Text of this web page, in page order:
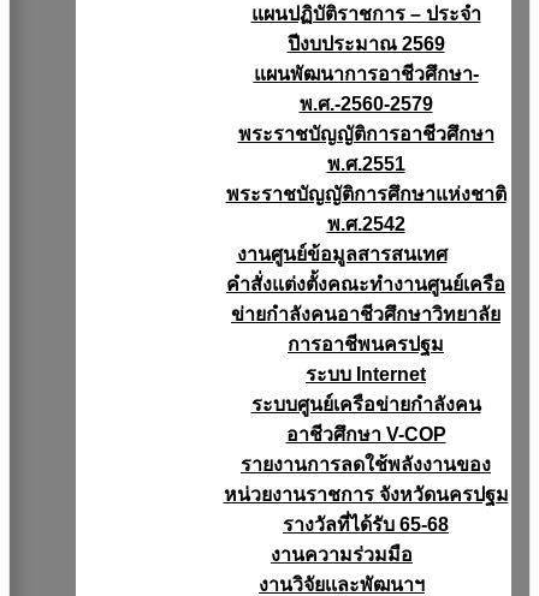
แผนปฏิบัติราชการ – ประจำ
ปีงบประมาณ 2569
แผนพัฒนาการอาชีวศึกษา-
พ.ศ.-2560-2579
พระราชบัญญัติการอาชีวศึกษา
พ.ศ.2551
พระราชบัญญัติการศึกษาแห่งชาติ
พ.ศ.2542
งานศูนย์ข้อมูลสารสนเทศ
คำสั่งแต่งตั้งคณะทำงานศูนย์เครือ
ข่ายกำลังคนอาชีวศึกษาวิทยาลัย
การอาชีพนครปฐม
ระบบ Internet
ระบบศูนย์เครือข่ายกำลังคน
อาชีวศึกษา V-COP
รายงานการลดใช้พลังงานของ
หน่วยงานราชการ จังหวัดนครปฐม
รางวัลที่ได้รับ 65-68
งานความร่วมมือ
งานวิจัยเเละพัฒนาฯ